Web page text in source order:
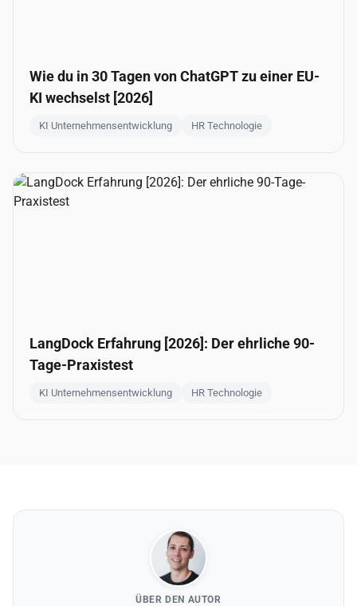
Wie du in 30 Tagen von ChatGPT zu einer EU-
KI wechselst [2026]
KI Unternehmensentwicklung HR Technologie
LangDock Erfahrung [2026]: Der ehrliche 90-
Tage-Praxistest
KI Unternehmensentwicklung HR Technologie
ÜBER DEN AUTOR